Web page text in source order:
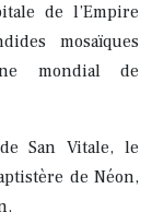
de l’Empire
mosaïques
mondial de
San Vitale, le
de Néon,